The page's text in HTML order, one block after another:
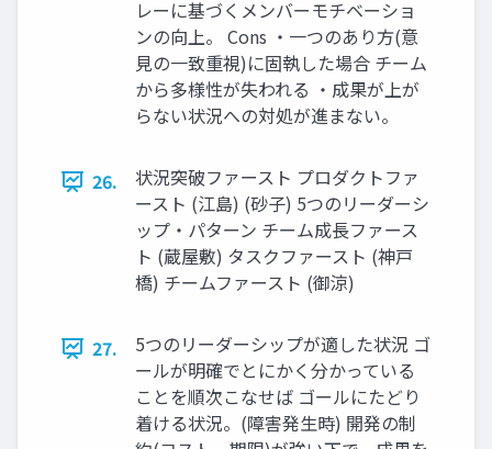
レーに基づくメンバーモチベーショ
ンの向上。 Cons ・⼀つのあり⽅(意
⾒の⼀致重視)に固執した場合 チーム
から多様性が失われる ・成果が上が
らない状況への対処が進まない。
26.
状況突破ファースト プロダクトファ
ースト (江島) (砂⼦) 5つのリーダーシ
ップ・パターン チーム成⻑ファース
ト (蔵屋敷) タスクファースト (神⼾
橋) チームファースト (御涼)
27.
5つのリーダーシップが適した状況 ゴ
ールが明確でとにかく分かっている
ことを順次こなせば ゴールにたどり
着ける状況。(障害発⽣時) 開発の制